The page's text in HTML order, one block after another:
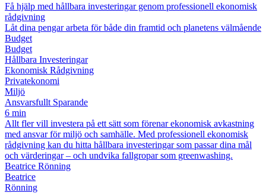
Få hjälp med hållbara investeringar genom professionell ekonomisk
rådgivning
Låt dina pengar arbeta för både din framtid och planetens välmående
Budget
Budget
Hållbara Investeringar
Ekonomisk Rådgivning
Privatekonomi
Miljö
Ansvarsfullt Sparande
6 min
Allt fler vill investera på ett sätt som förenar ekonomisk avkastning
med ansvar för miljö och samhälle. Med professionell ekonomisk
rådgivning kan du hitta hållbara investeringar som passar dina mål
och värderingar – och undvika fallgropar som greenwashing.
Beatrice Rönning
Beatrice
Rönning